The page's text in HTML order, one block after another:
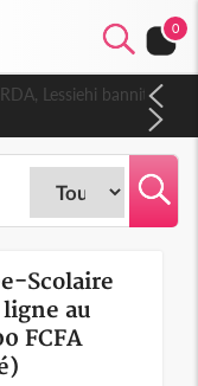
0
Lessiehi bannit
Scolaire
au
FCFA